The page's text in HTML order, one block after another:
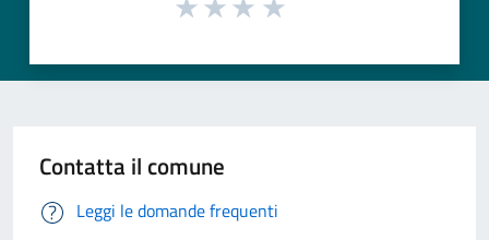
Contatta il comune
Leggi le domande frequenti